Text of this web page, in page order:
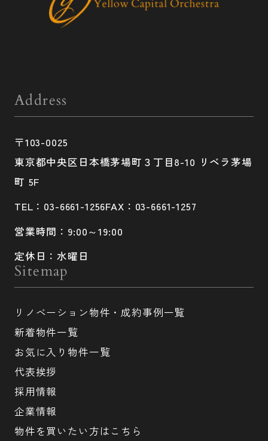
Address
〒103-0025
東京都中央区日本橋茅場町３丁目8-10 リベラ茅場
町 5F
TEL：03-6661-1256FAX：03-6661-1257
営業時間：9:00～19:00
定休日：水曜日
Sitemap
リノベーション物件・成約事例一覧
新着物件一覧
お気に入り物件一覧
代表挨拶
採用情報
企業情報
物件を買いたい方はこちら